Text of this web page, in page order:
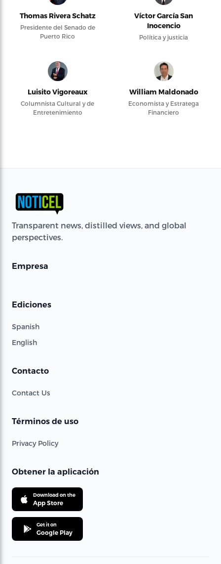
Thomas Rivera Schatz
Presidente del Senado de
Puerto Rico
Víctor García San
Inocencio
Política y justicia
Luisito Vigoreaux
Columnista Cultural y de
Entretenimiento
William Maldonado
Economista y Estratega
Financiero
Transparent news, distilled views, and global
perspectives.
Empresa
Ediciones
Spanish
English
Contacto
Contact Us
Términos de uso
Privacy Policy
Obtener la aplicación
Download on the
App Store
Get it on
Google Play